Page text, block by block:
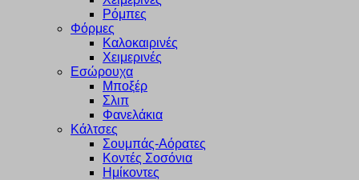
Ρόμπες
Φόρμες
Καλοκαιρινές
Χειμερινές
Εσώρουχα
Μποξέρ
Σλιπ
Φανελάκια
Κάλτσες
Σουμπάς-Αόρατες
Κοντές Σοσόνια
Ημίκοντες